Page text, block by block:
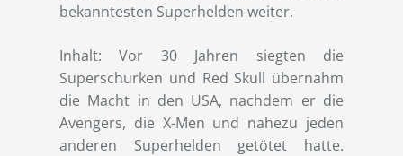
bekanntesten Superhelden weiter.
Inhalt: Vor 30 Jahren siegten die
Superschurken und Red Skull übernahm
die Macht in den USA, nachdem er die
Avengers, die X-Men und nahezu jeden
anderen Superhelden getötet hatte.